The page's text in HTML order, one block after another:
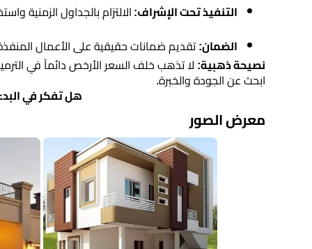
​التنفيذ تحت الإشراف:الالتزام بالجداول الزمنية
​الضمان:تقديم ضمانات حقيقية على الأعمال
​نصيحة ذهبية: لا تذهب خلف السعر الأرخص دائماً في
ابحث عن الجودة والخبرة.
​هل تفكر في
معرض الصور